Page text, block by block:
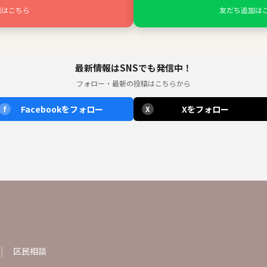
こちら 友だち追加は
最新情報はSNSでも発信中！
フォロー・最新の投稿はこちらから
f Facebookをフォロー X Xをフォロー
区民相談